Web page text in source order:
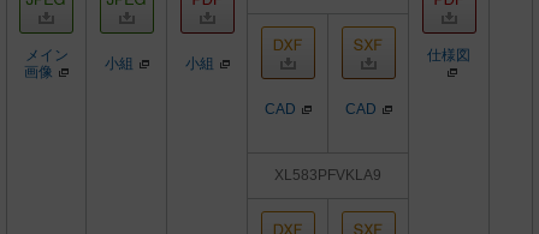
メイン
画像
小組 小組 仕様図
CAD CAD
XL583PFVKLA9